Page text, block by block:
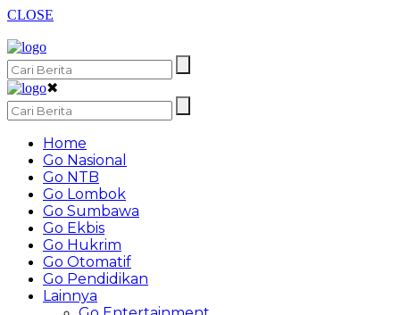
CLOSE
✖
Home
Go Nasional
Go NTB
Go Lombok
Go Sumbawa
Go Ekbis
Go Hukrim
Go Otomatif
Go Pendidikan
Lainnya